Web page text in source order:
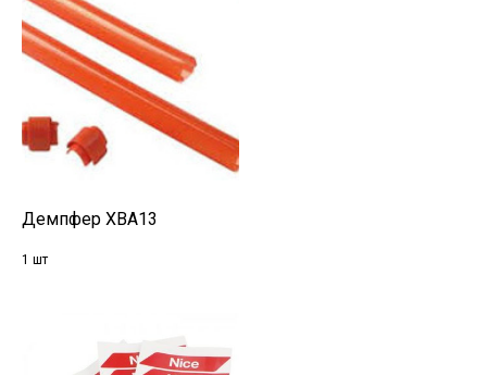
Демпфер XBA13
1 шт